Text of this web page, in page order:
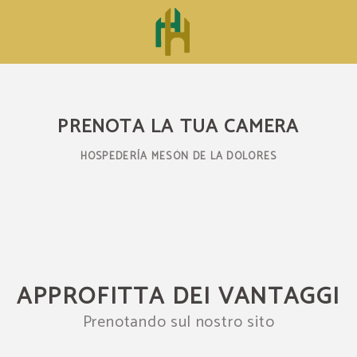
PRENOTA LA TUA CAMERA
HOSPEDERÍA MESÓN DE LA DOLORES
APPROFITTA DEI VANTAGGI
Prenotando sul nostro sito